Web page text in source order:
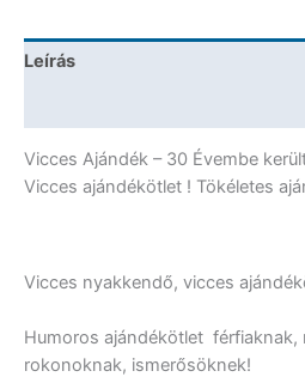
Ajándék
Leírás
Vicces Ajándék – 30 Évembe
Vicces ajándékötlet ! Tökéletes
Vicces nyakkendő, vicces
Humoros ajándékötlet férfiaknak,
rokonoknak, ismerősöknek!